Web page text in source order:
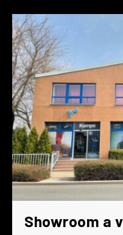
Showroom a